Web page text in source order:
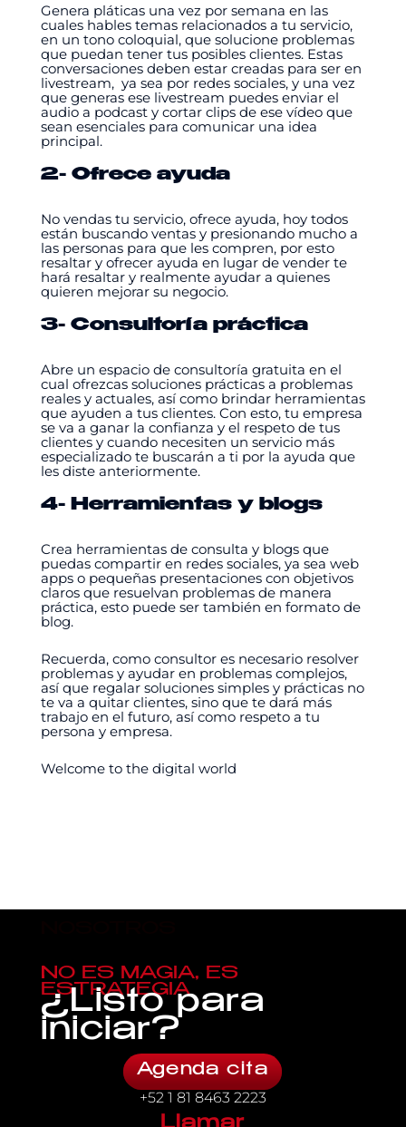
Genera pláticas una vez por semana en las
cuales hables temas relacionados a tu servicio,
en un tono coloquial, que solucione problemas
que puedan tener tus posibles clientes. Estas
conversaciones deben estar creadas para ser en
livestream, ya sea por redes sociales, y una vez
que generas ese livestream puedes enviar el
audio a podcast y cortar clips de ese vídeo que
sean esenciales para comunicar una idea
principal.
2- Ofrece ayuda
No vendas tu servicio, ofrece ayuda, hoy todos
están buscando ventas y presionando mucho a
las personas para que les compren, por esto
resaltar y ofrecer ayuda en lugar de vender te
hará resaltar y realmente ayudar a quienes
quieren mejorar su negocio.
3- Consultoría práctica
Abre un espacio de consultoría gratuita en el
cual ofrezcas soluciones prácticas a problemas
reales y actuales, así como brindar herramientas
que ayuden a tus clientes. Con esto, tu empresa
se va a ganar la confianza y el respeto de tus
clientes y cuando necesiten un servicio más
especializado te buscarán a ti por la ayuda que
les diste anteriormente.
4- Herramientas y blogs
Crea herramientas de consulta y blogs que
puedas compartir en redes sociales, ya sea web
apps o pequeñas presentaciones con objetivos
claros que resuelvan problemas de manera
práctica, esto puede ser también en formato de
blog.
Recuerda, como consultor es necesario resolver
problemas y ayudar en problemas complejos,
así que regalar soluciones simples y prácticas no
te va a quitar clientes, sino que te dará más
trabajo en el futuro, así como respeto a tu
persona y empresa.
Welcome to the digital world
NO ES MAGIA, ES
ESTRATEGIA
¿Listo para
iniciar?
Agenda cita
+52 1 81 8463 2223